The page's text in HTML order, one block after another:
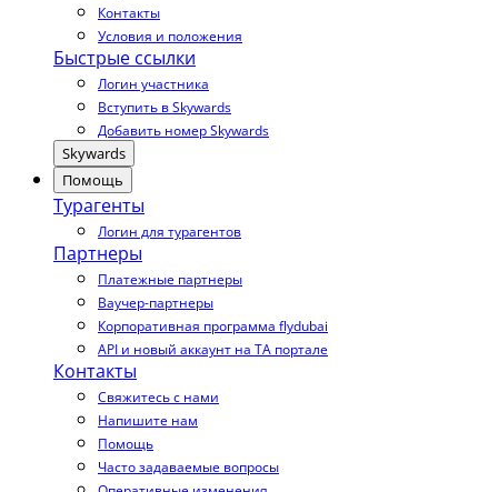
Контакты
Условия и положения
Быстрые ссылки
Логин участника
Вступить в Skywards
Добавить номер Skywards
Skywards
Помощь
Турагенты
Логин для турагентов
Партнеры
Платежные партнеры
Ваучер-партнеры
Корпоративная программа flydubai
API и новый аккаунт на TA портале
Контакты
Свяжитесь с нами
Напишите нам
Помощь
Часто задаваемые вопросы